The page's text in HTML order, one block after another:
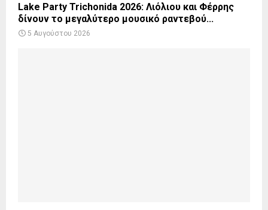
Lake Party Trichonida 2026: Λιόλιου και Φέρρης
δίνουν το μεγαλύτερο μουσικό ραντεβού...
5 Αυγούστου 2026